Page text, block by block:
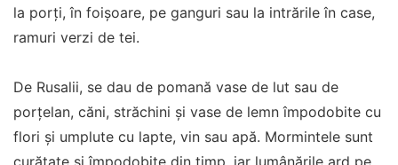
la porţi, în foişoare, pe ganguri sau la intrările în case,
ramuri verzi de tei.
De Rusalii, se dau de pomană vase de lut sau de
porţelan, căni, străchini şi vase de lemn împodobite cu
flori şi umplute cu lapte, vin sau apă. Mormintele sunt
curăţate şi împodobite din timp, iar lumânările ard pe